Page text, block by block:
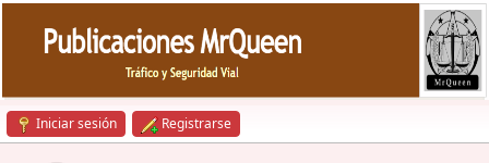
Iniciar sesión Registrarse